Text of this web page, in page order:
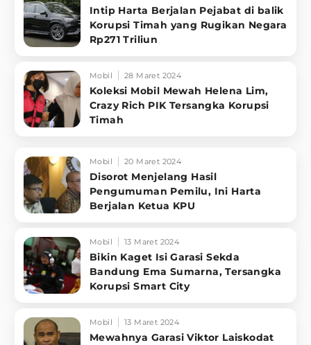
Intip Harta Berjalan Pejabat di balik
Korupsi Timah yang Rugikan Negara
Rp271 Triliun
Mobil 28 Maret 2024
Koleksi Mobil Mewah Helena Lim,
Crazy Rich PIK Tersangka Korupsi
Timah
Mobil 20 Maret 2024
Disorot Menjelang Hasil
Pengumuman Pemilu, Ini Harta
Berjalan Ketua KPU
Mobil 13 Maret 2024
Bikin Kaget Isi Garasi Sekda
Bandung Ema Sumarna, Tersangka
Korupsi Smart City
Mobil 13 Maret 2024
Mewahnya Garasi Viktor Laiskodat